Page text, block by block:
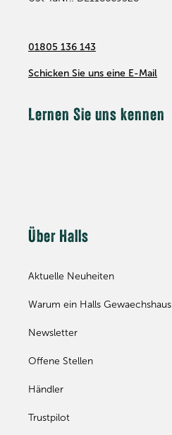
01805 136 143
Schicken Sie uns eine E-Mail
Lernen Sie uns kennen
Über Halls
Aktuelle Neuheiten
Warum ein Halls Gewaechshaus
Newsletter
Offene Stellen
Händler
Trustpilot